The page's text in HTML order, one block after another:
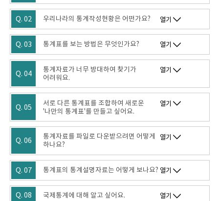
Q. 02 우리나라의 통계작성현황은 어떤가요? 열기
Q. 03 통계표를 보는 방법은 무엇인가요? 열기
Q. 04
통계자료가 너무 방대하여 찾기가
어려워요.
열기
Q. 05
서로 다른 통계표를 조합하여 새로운
'나만의 통계표'를 만들고 싶어요.
열기
Q. 06
통계자료를 파일로 다운받으려면 어떻게
하나요?
열기
Q. 07 통계표의 통계설명자료는 어떻게 보나요? 열기
Q. 08 국제통계에 대해 알고 싶어요. 열기